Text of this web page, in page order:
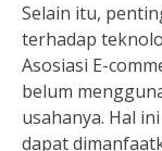
Selain itu,
terhadap
Asosiasi E-
belum
usahanya. Hal
dapat